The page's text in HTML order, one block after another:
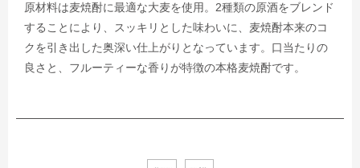
原材料は麦焼酎に最適な大麦を使用。2種類の原酒をブレンド
することにより、スッキリとした味わいに、麦焼酎本来のコ
クを引き出した奥深い仕上がりとなっています。口当たりの
良さと、フルーティーな香りが特徴の本格麦焼酎です。